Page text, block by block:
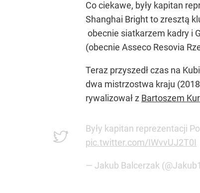
Co ciekawe, były kapitan
Shanghai Bright to zresztą
obecnie siatkarzem kadry i
(obecnie Asseco Resovia
Teraz przyszedł czas na
dwa mistrzostwa kraju
rywalizował z Bartoszem
Były kapitan reprezentacji
pic.twitter.com/IWvvUJ2T0I
— Jakub Balcerzak